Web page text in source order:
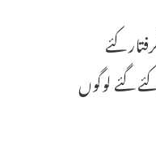
کئے
گئے لوگوں